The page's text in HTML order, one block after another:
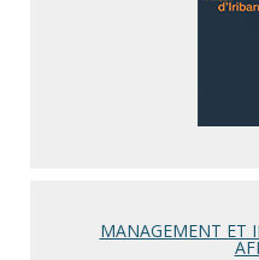
MANAGEMENT ET